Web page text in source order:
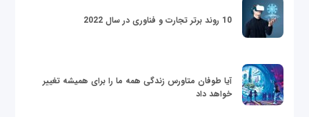
10 روند برتر تجارت و فناوری در سال 2022
آیا طوفان متاورس زندگی همه ما را برای همیشه تغییر
خواهد داد